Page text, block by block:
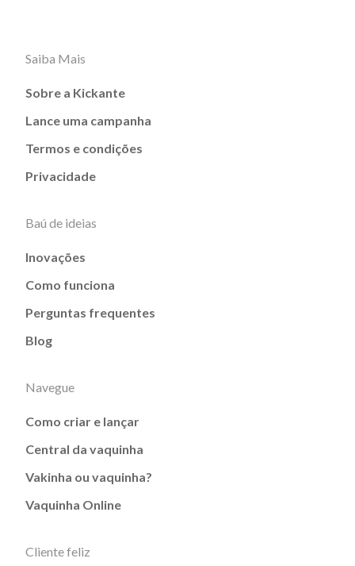
Saiba Mais
Sobre a Kickante
Lance uma campanha
Termos e condições
Privacidade
Baú de ideias
Inovações
Como funciona
Perguntas frequentes
Blog
Navegue
Como criar e lançar
Central da vaquinha
Vakinha ou vaquinha?
Vaquinha Online
Cliente feliz